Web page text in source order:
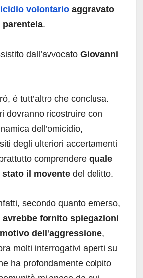
volontario aggravato
.
dall’avvocato Giovanni
è tutt’altro che conclusa.
dovranno ricostruire con
dell’omicidio,
degli ulteriori accertamenti
comprendere quale
stato il movente del delitto.
secondo quanto emerso,
avrebbe fornito spiegazioni
dell’aggressione,
molti interrogativi aperti su
ha profondamente colpito